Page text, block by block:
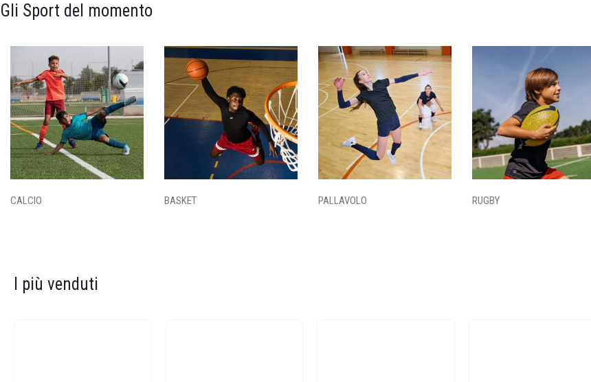
Gli Sport del momento
CALCIO BASKET PALLAVOLO RUGBY
I più venduti